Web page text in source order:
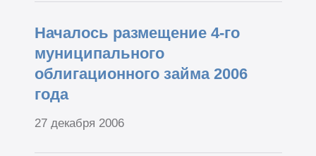
Началось размещение 4-го
муниципального
облигационного займа 2006
года
27 декабря 2006